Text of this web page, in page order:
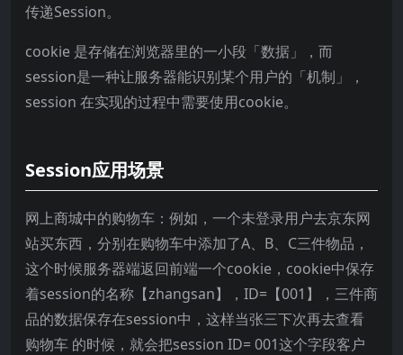
传递Session。
cookie 是存储在浏览器里的一小段「数据」，而
session是一种让服务器能识别某个用户的「机制」，
session 在实现的过程中需要使用cookie。
Session应用场景
网上商城中的购物车：例如，一个未登录用户去京东网
站买东西，分别在购物车中添加了A、B、C三件物品，
这个时候服务器端返回前端一个cookie，cookie中保存
着session的名称【zhangsan】，ID=【001】，三件商
品的数据保存在session中，这样当张三下次再去查看
购物车 的时候，就会把session ID= 001这个字段客户